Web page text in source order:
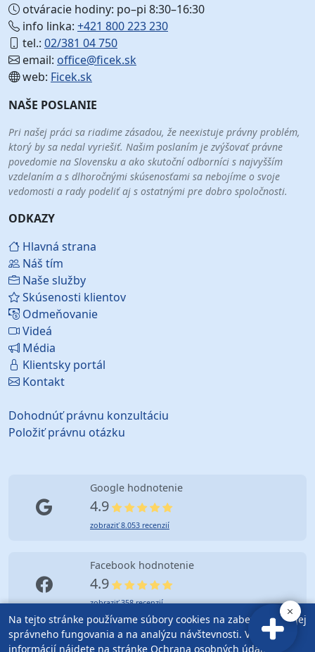
otváracie hodiny: po–pi 8:30–16:30
info linka: +421 800 223 230
tel.: 02/381 04 750
email: office@ficek.sk
web: Ficek.sk
NAŠE POSLANIE
Pri našej práci sa riadime zásadou, že neexistuje právny problém,
ktorý by sa nedal vyriešiť. Našim poslaním je zvýšovať právne
povedomie na Slovensku a ako skutoční odborníci s najvyšším
vzdelaním a s dlhoročnými skúsenosťami sa nebojíme o svoje
vedomosti a rady podeliť aj s ostatnými pre dobro spoločnosti.
ODKAZY
Hlavná strana
Náš tím
Naše služby
Skúsenosti klientov
Odmeňovanie
Videá
Média
Klientsky portál
Kontakt
Dohodnúť právnu konzultáciu
Položiť právnu otázku
Google hodnotenie
4.9
zobraziť 8.053 recenzií
Facebook hodnotenie
4.9
zobraziť 358 recenzií
Na tejto stránke používame súbory cookies na zabezpečenie jej
správneho fungovania a na analýzu návštevnosti. Viac
informácií nájdete na stránke Ochrana osobných údajov